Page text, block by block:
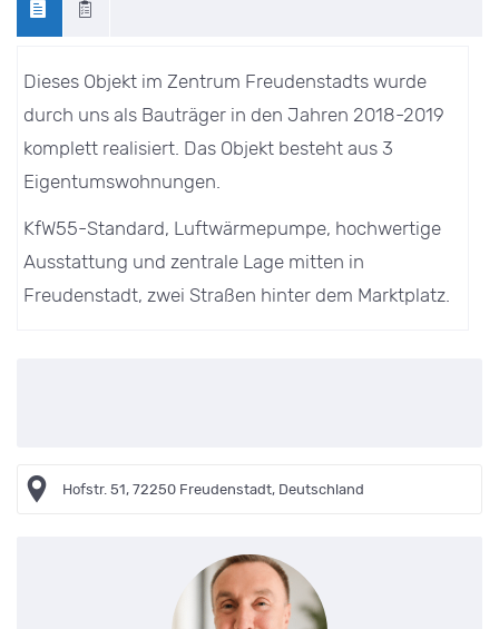
Dieses Objekt im Zentrum Freudenstadts wurde
durch uns als Bauträger in den Jahren 2018-2019
komplett realisiert. Das Objekt besteht aus 3
Eigentumswohnungen.
KfW55-Standard, Luftwärmepumpe, hochwertige
Ausstattung und zentrale Lage mitten in
Freudenstadt, zwei Straßen hinter dem Marktplatz.
Hofstr. 51, 72250 Freudenstadt, Deutschland